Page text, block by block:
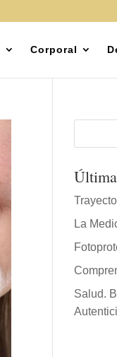
Corporal
La
Salud.